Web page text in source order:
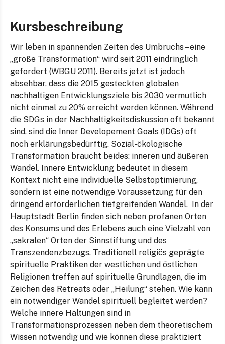
Kursbeschreibung
Wir leben in spannenden Zeiten des Umbruchs – eine
„große Transformation“ wird seit 2011 eindringlich
gefordert (WBGU 2011). Bereits jetzt ist jedoch
absehbar, dass die 2015 gesteckten globalen
nachhaltigen Entwicklungsziele bis 2030 vermutlich
nicht einmal zu 20% erreicht werden können. Während
die SDGs in der Nachhaltigkeitsdiskussion oft bekannt
sind, sind die Inner Developement Goals (IDGs) oft
noch erklärungsbedürftig. Sozial-ökologische
Transformation braucht beides: inneren und äußeren
Wandel. Innere Entwicklung bedeutet in diesem
Kontext nicht eine individuelle Selbstoptimierung,
sondern ist eine notwendige Voraussetzung für den
dringend erforderlichen tiefgreifenden Wandel. In der
Hauptstadt Berlin finden sich neben profanen Orten
des Konsums und des Erlebens auch eine Vielzahl von
„sakralen“ Orten der Sinnstiftung und des
Transzendenzbezugs. Traditionell religiös geprägte
spirituelle Praktiken der westlichen und östlichen
Religionen treffen auf spirituelle Grundlagen, die im
Zeichen des Retreats oder „Heilung“ stehen. Wie kann
ein notwendiger Wandel spirituell begleitet werden?
Welche innere Haltungen sind in
Transformationsprozessen neben dem theoretischem
Wissen notwendig und wie können diese praktiziert